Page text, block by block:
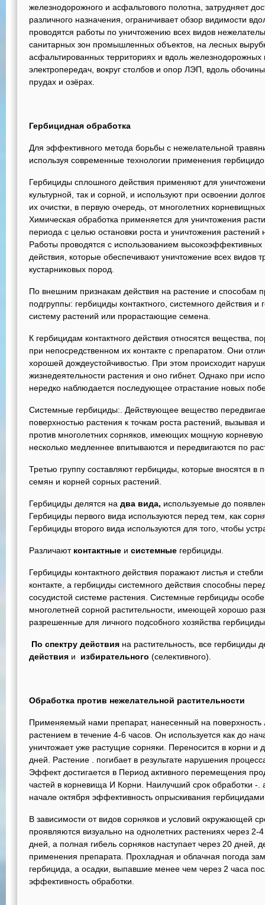
железнодорожного и асфальтового полотна, затрудняет
различного назначения, ограничивает обзор видимости
проводятся работы по уничтожению всех видов
санитарных зон промышленных объектов, на лесных
асфальтированных территориях и вдоль железнодорожных
электропередач, вокруг столбов и опор ЛЭП, вдоль
прудах и озёрах.
Гербицидная обработка
Для эффективного метода борьбы с нежелательной
используя современные технологии применения
Гербициды сплошного действия применяют для
культурной, так и сорной, и используют при освоении
их очистки, в первую очередь, от многолетних
Химическая обработка применяется для уничтожения
периода с целью остановки роста и уничтожения
Работы проводятся с использованием
действия, которые обеспечивают уничтожение всех видов
кустарниковых пород.
По внешним признакам действия на растение и способам
подгруппы: гербициды контактного, системного действия
систему растений или прорастающие семена.
К гербицидам контактного действия относятся вещества,
при непосредственном их контакте с препаратом. Они
хорошей дождеустойчивостью. При этом происходит
жизнедеятельности растения и оно гибнет. Однако при
нередко наблюдается последующее отрастание новых
Системные гербициды:. Действующее вещество
поверхностью растения к точкам роста растений, вызывая
против многолетних сорняков, имеющих мощную корневую
несколько медленнее впитываются и передвигаются по
Третью группу составляют гербициды, которые вносятся
семян и корней сорных растений.
Гербициды делятся на два вида, используемые до
Гербициды первого вида используются перед тем, как
Гербициды второго вида используются для того, чтобы
Различают контактные и системные гербициды.
Гербициды контактного действия поражают листья и
контакте, а гербициды системного действия способны
сосудистой системе растения. Системные гербициды
многолетней сорной растительности, имеющей хорошо
разрешенные для личного подсобного хозяйства
По спектру действия на растительность, все гербициды
действия и избирательного (селективного).
Обработка против нежелательной растительности
Применяемый нами препарат, нанесенный на поверхность
растением в течение 4-6 часов. Он используется как до
уничтожает уже растущие сорняки. Переносится в корни и
дней. Растение . погибает в результате нарушения
Эффект достигается в Период активного перемещения
частей в корневища И Корни. Наилучший срок обработки -.
начале октября эффективность опрыскивания
В зависимости от видов сорняков и условий окружающей
проявляются визуально на однолетних растениях через 2-
дней, а полная гибель сорняков наступает через 20
применения препарата. Прохладная и облачная погода
гербицида, а осадки, выпавшие менее чем через 2 часа
эффективность обработки.